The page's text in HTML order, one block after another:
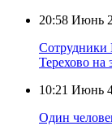
20:58 Июнь
Сотрудники
Терехово на
10:21 Июнь
Один